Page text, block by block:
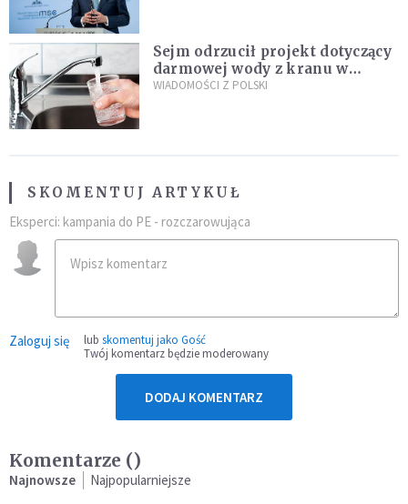
Sejm odrzucił projekt dotyczący
darmowej wody z kranu w
restauracjach
WIADOMOŚCI Z POLSKI
SKOMENTUJ ARTYKUŁ
Eksperci: kampania do PE - rozczarowująca
Zaloguj się lub skomentuj jako Gość
Twój komentarz będzie moderowany
DODAJ KOMENTARZ
Komentarze ()
Najnowsze Najpopularniejsze